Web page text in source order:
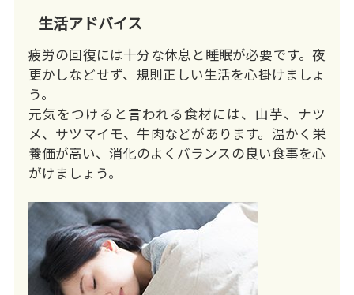
生活アドバイス
疲労の回復には十分な休息と睡眠が必要です。夜
更かしなどせず、規則正しい生活を心掛けましょ
う。
元気をつけると言われる食材には、山芋、ナツ
メ、サツマイモ、牛肉などがあります。温かく栄
養価が高い、消化のよくバランスの良い食事を心
がけましょう。